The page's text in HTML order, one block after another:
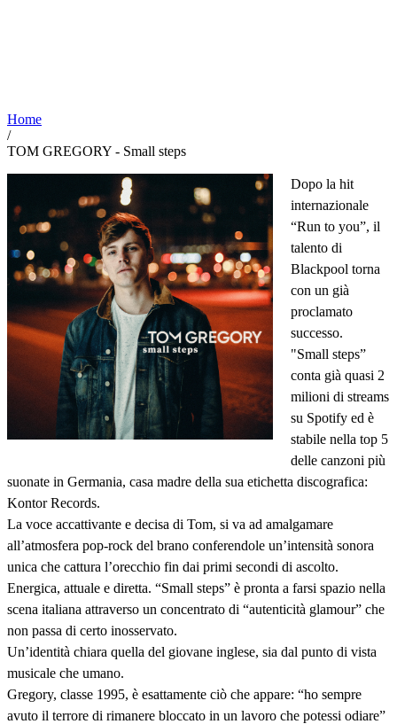
Home
/
TOM GREGORY - Small steps
Dopo la hit
internazionale
“Run to you”, il
talento di
Blackpool torna
con un già
proclamato
successo.
"Small steps”
conta già quasi 2
milioni di streams
su Spotify ed è
stabile nella top 5
delle canzoni più
suonate in Germania, casa madre della sua etichetta discografica:
Kontor Records.
La voce accattivante e decisa di Tom, si va ad amalgamare
all’atmosfera pop-rock del brano conferendole un’intensità sonora
unica che cattura l’orecchio fin dai primi secondi di ascolto.
Energica, attuale e diretta. “Small steps” è pronta a farsi spazio nella
scena italiana attraverso un concentrato di “autenticità glamour” che
non passa di certo inosservato.
Un’identità chiara quella del giovane inglese, sia dal punto di vista
musicale che umano.
Gregory, classe 1995, è esattamente ciò che appare: “ho sempre
avuto il terrore di rimanere bloccato in un lavoro che potessi odiare”